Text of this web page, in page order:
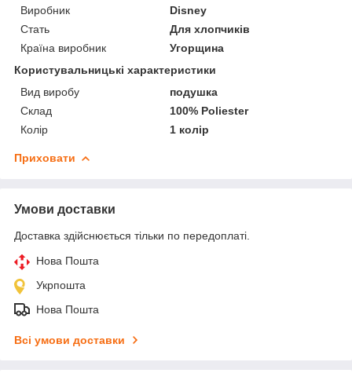
Виробник
Disney
Стать
Для хлопчиків
Країна виробник
Угорщина
Користувальницькі характеристики
Вид виробу
подушка
Склад
100% Poliester
Колір
1 колір
Приховати
Умови доставки
Доставка здійснюється тільки по передоплаті.
Нова Пошта
Укрпошта
Нова Пошта
Всі умови доставки